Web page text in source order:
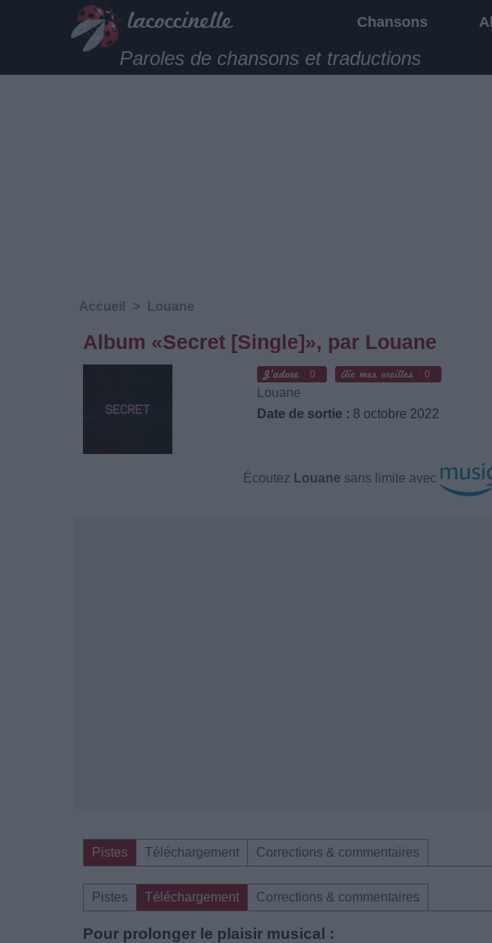
Chansons
Paroles de chansons et traductions
Accueil > Louane
Album «Secret [Single]», par Louane
0 0
Louane
Date de sortie : 8 octobre 2022
Écoutez Louane sans limite avec
Pistes Téléchargement Corrections & commentaires
Pistes Téléchargement Corrections & commentaires
Pour prolonger le plaisir musical :